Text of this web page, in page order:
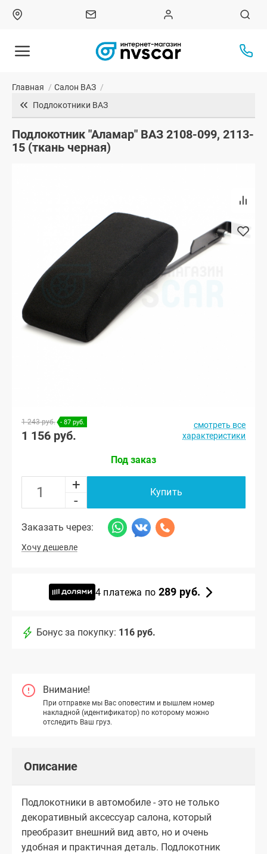
Главная / Салон ВАЗ /
Подлокотники ВАЗ
Подлокотник "Аламар" ВАЗ 2108-099, 2113-
15 (ткань черная)
1 243 руб. - 87 руб.
1 156 руб.
смотреть все
характеристики
Под заказ
+
-
Купить
Заказать через:
Хочу дешевле
4 платежа по 289 руб.
Бонус за покупку: 116 руб.
Внимание!
При отправке мы Вас оповестим и вышлем номер
накладной (идентификатор) по которому можно
отследить Ваш груз.
Описание
Подлокотники в автомобиле - это не только
декоративный аксессуар салона, который
преобразит внешний вид авто, но и очень
удобная и практичная деталь. Подлокотник